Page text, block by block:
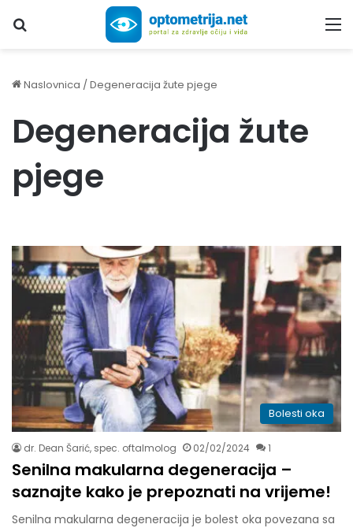
Upiši traženi pojam...
Naslovnica /Degeneracija žute pjege
Degeneracija žute
pjege
Bolesti oka
dr. Dean Šarić, spec. oftalmolog 02/02/2024 1
Senilna makularna degeneracija –
saznajte kako je prepoznati na vrijeme!
Senilna makularna degeneracija je bolest oka povezana sa